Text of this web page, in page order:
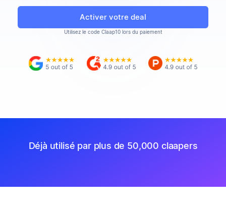
Activer votre deal
Utilisez le code Claap10 lors du paiement
Déjà utilisé par plus de 50,000 claapers